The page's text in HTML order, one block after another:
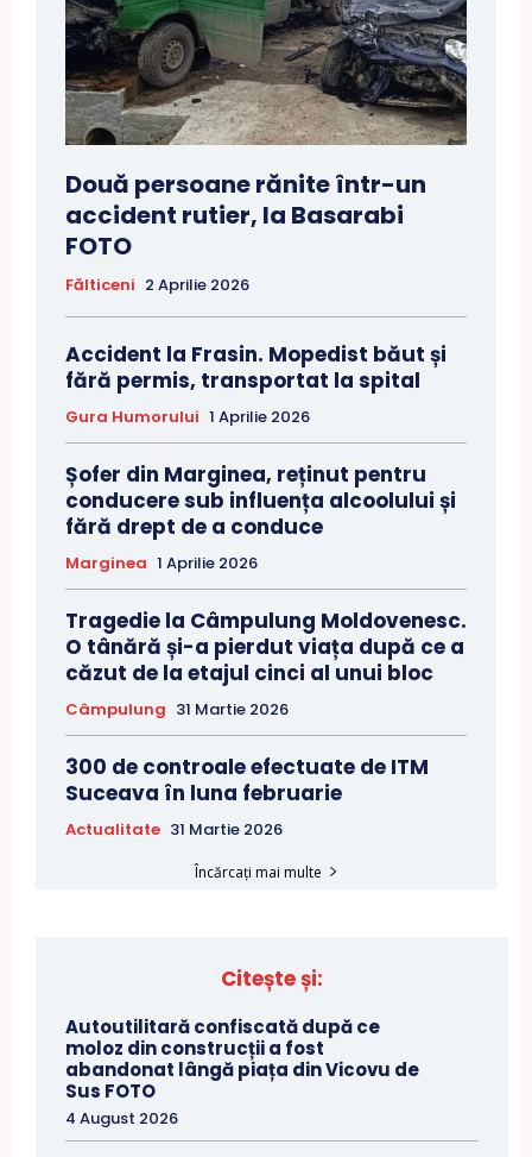
Două persoane rănite într-un
accident rutier, la Basarabi
FOTO
Fălticeni 2 Aprilie 2026
Accident la Frasin. Mopedist băut și
fără permis, transportat la spital
Gura Humorului 1 Aprilie 2026
Șofer din Marginea, reținut pentru
conducere sub influența alcoolului și
fără drept de a conduce
Marginea 1 Aprilie 2026
Tragedie la Câmpulung Moldovenesc.
O tânără și-a pierdut viața după ce a
căzut de la etajul cinci al unui bloc
Câmpulung 31 Martie 2026
300 de controale efectuate de ITM
Suceava în luna februarie
Actualitate 31 Martie 2026
Încărcați mai multe
Citește și:
Autoutilitară confiscată după ce
moloz din construcții a fost
abandonat lângă piața din Vicovu de
Sus FOTO
4 August 2026